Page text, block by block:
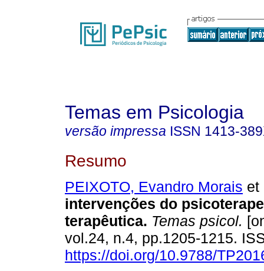
Temas em Psicologia
versão impressa ISSN 1413-
Resumo
PEIXOTO, Evandro Morais et
intervenções do
terapêutica. Temas psicol.
vol.24, n.4, pp.1205-1215.
https://doi.org/10.9788/